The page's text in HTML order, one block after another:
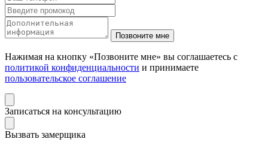
Нажимая на кнопку «Позвоните мне» вы соглашаетесь с
политикой конфиденциальности и принимаете
пользовательское соглашение
Записаться на консультацию
Вызвать замерщика